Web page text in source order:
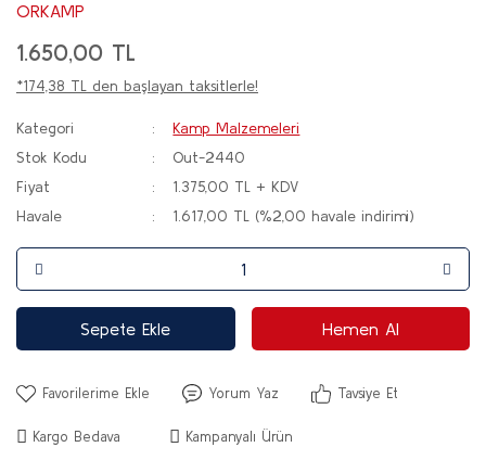
ORKAMP
1.650,00 TL
*174,38 TL den başlayan taksitlerle!
Kategori
Kamp Malzemeleri
Stok Kodu
Out-2440
Fiyat
1.375,00 TL + KDV
Havale
1.617,00 TL (%2,00 havale indirimi)
Sepete Ekle Hemen Al
Yorum Yaz Tavsiye Et
Kargo Bedava Kampanyalı Ürün